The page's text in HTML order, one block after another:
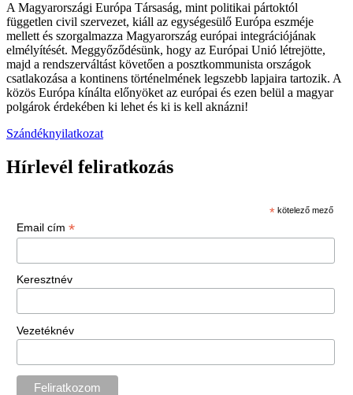
A Magyarországi Európa Társaság, mint politikai pártoktól
független civil szervezet, kiáll az egységesülő Európa eszméje
mellett és szorgalmazza Magyarország európai integrációjának
elmélyítését. Meggyőződésünk, hogy az Európai Unió létrejötte,
majd a rendszerváltást követően a posztkommunista országok
csatlakozása a kontinens történelmének legszebb lapjaira tartozik. A
közös Európa kínálta előnyöket az európai és ezen belül a magyar
polgárok érdekében ki lehet és ki is kell aknázni!
Szándéknyilatkozat
Hírlevél feliratkozás
* kötelező mező
Email cím *
Keresztnév
Vezetéknév